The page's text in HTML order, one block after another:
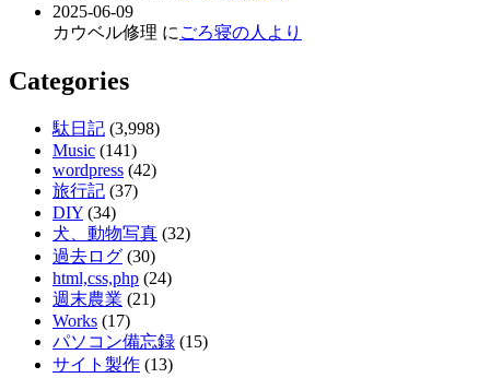
2025-06-09
カウベル修理 に ごろ寝の人より
Categories
駄日記 (3,998)
Music (141)
wordpress (42)
旅行記 (37)
DIY (34)
犬、動物写真 (32)
過去ログ (30)
html,css,php (24)
週末農業 (21)
Works (17)
パソコン備忘録 (15)
サイト製作 (13)